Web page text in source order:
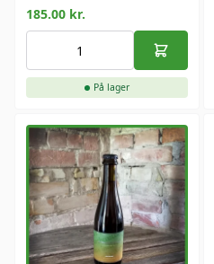
185.00 kr.
På lager